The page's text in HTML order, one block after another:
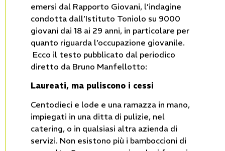
emersi dal Rapporto Giovani, l’indagine
condotta dall’Istituto Toniolo su 9000
giovani dai 18 ai 29 anni, in particolare per
quanto riguarda l’occupazione giovanile.
Ecco il testo pubblicato dal periodico
diretto da Bruno Manfellotto:
Laureati, ma puliscono i cessi
Centodieci e lode e una ramazza in mano,
impiegati in una ditta di pulizie, nel
catering, o in qualsiasi altra azienda di
servizi. Non esistono più i bamboccioni di